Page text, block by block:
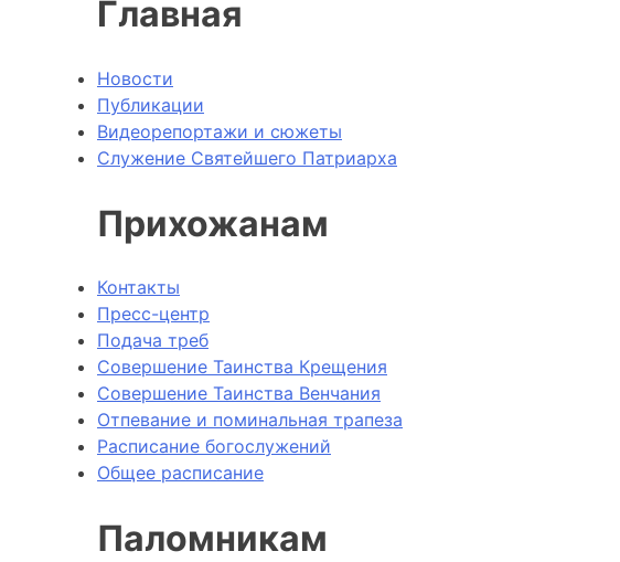
Главная
Новости
Публикации
Видеорепортажи и сюжеты
Служение Святейшего Патриарха
Прихожанам
Контакты
Пресс-центр
Подача треб
Совершение Таинства Крещения
Совершение Таинства Венчания
Отпевание и поминальная трапеза
Расписание богослужений
Общее расписание
Паломникам